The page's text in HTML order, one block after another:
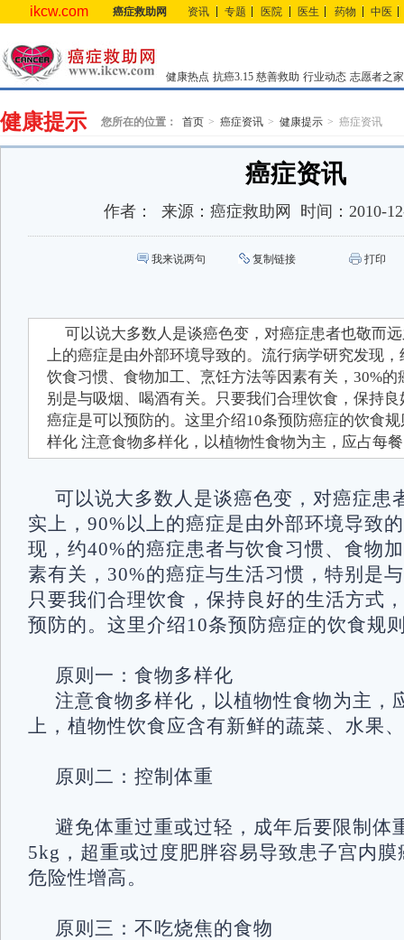
ikcw.com 癌症救助网 资讯 专题 医院 医生 药物 中医
健康热点 抗癌3.15 慈善救助 行业动态 志愿者之家
健康提示 您所在的位置： 首页 癌症资讯 健康提示 癌症资讯
癌症资讯
作者： 来源： 癌症救助网 时间： 2010-
我来说两句 复制链接 打印
可以说大多数人是谈癌色变，对癌症患者也敬而
上的癌症是由外部环境导致的。流行病学研究发现
饮食习惯、食物加工、烹饪方法等因素有关，30%
别是与吸烟、喝酒有关。只要我们合理饮食，保持
癌症是可以预防的。这里介绍10条预防癌症的饮食
样化 注意食物多样化，以植物性食物为主，应占每
可以说大多数人是谈癌色变，对癌症患
实上，90%以上的癌症是由外部环境导致
现，约40%的癌症患者与饮食习惯、食物
素有关，30%的癌症与生活习惯，特别是
只要我们合理饮食，保持良好的生活方式
预防的。这里介绍10条预防癌症的饮食规
原则一：食物多样化
注意食物多样化，以植物性食物为主，
上，植物性饮食应含有新鲜的蔬菜、水果
原则二：控制体重
避免体重过重或过轻，成年后要限制体
5kg，超重或过度肥胖容易导致患子宫内
危险性增高。
原则三：不吃烧焦的食物